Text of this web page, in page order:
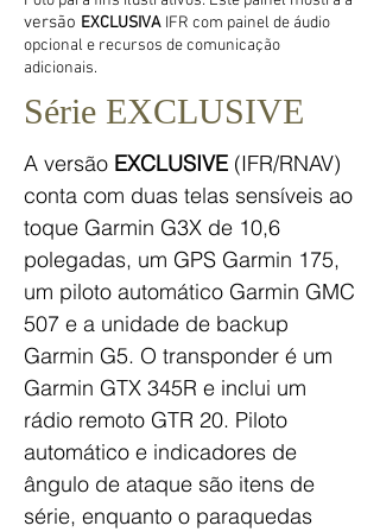
versão EXCLUSIVA IFR com painel de áudio
opcional e recursos de comunicação
adicionais.
Série EXCLUSIVE
A versão EXCLUSIVE (IFR/RNAV)
conta com duas telas sensíveis ao
toque Garmin G3X de 10,6
polegadas, um GPS Garmin 175,
um piloto automático Garmin GMC
507 e a unidade de backup
Garmin G5. O transponder é um
Garmin GTX 345R e inclui um
rádio remoto GTR 20. Piloto
automático e indicadores de
ângulo de ataque são itens de
série, enquanto o paraquedas